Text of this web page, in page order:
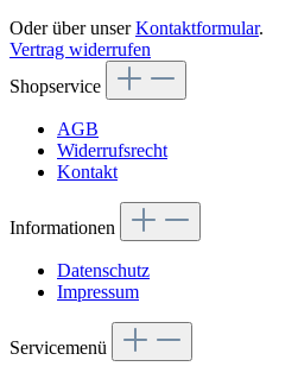
Oder über unserKontaktformular.
Vertrag widerrufen
Shopservice
AGB
Widerrufsrecht
Kontakt
Informationen
Datenschutz
Impressum
Servicemenü